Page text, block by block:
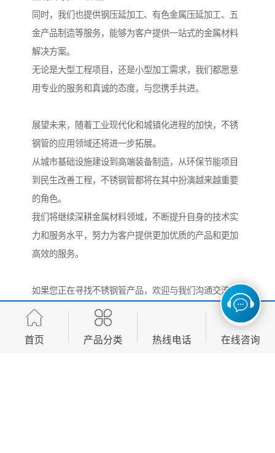
同时，我们也提供钢压延加工、有色金属压延加工、五
金产品制造等服务，能够为客户提供一站式的金属材料
解决方案。
无论是大型工程项目，还是小型加工需求，我们都愿意
用专业的服务和真诚的态度，与您携手共进。
展望未来，随着工业现代化和城镇化进程的加快，不锈
钢管的应用领域还将进一步拓展。
从城市基础设施建设到高端装备制造，从环保节能项目
到民生改善工程，不锈钢管都将在其中扮演越来越重要
的角色。
我们将继续深耕金属材料领域，不断提升自身的技术实
力和服务水平，努力为客户提供更加优质的产品和更加
高效的服务。
如果您正在寻找不锈钢管产品，欢迎与我们沟通交流。
我们相信，凭借多年的行业经验和专业的产品方案，一
定能够帮助您找到较适合的解决方案。
首页 产品分类 热线电话 在线咨询